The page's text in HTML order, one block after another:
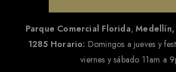
Parque Comercial Florida,
1285 Horario: Domingos a jueves y
viernes y sábado 11am a